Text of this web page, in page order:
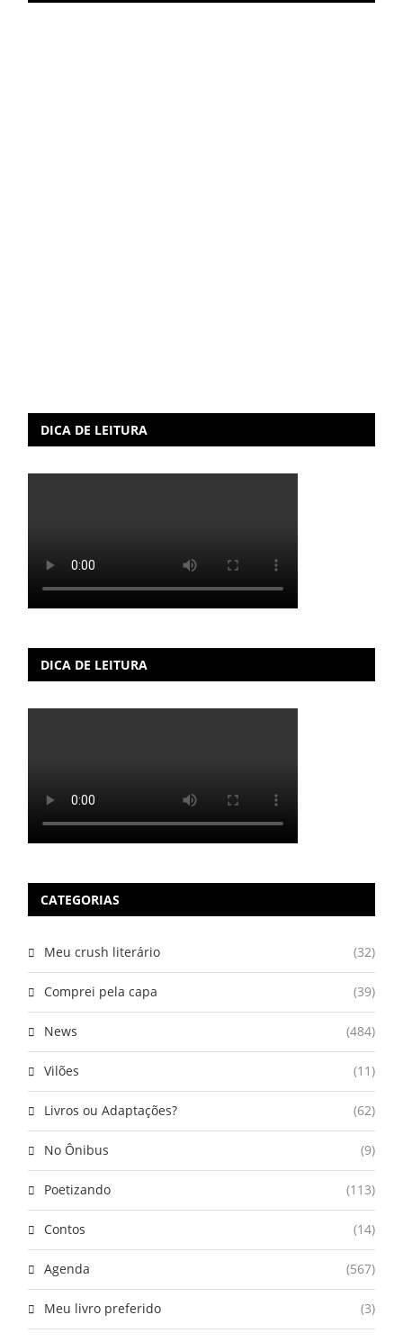
DICA DE LEITURA
DICA DE LEITURA
CATEGORIAS
Meu crush literário (32)
Comprei pela capa (39)
News (484)
Vilões (11)
Livros ou Adaptações? (62)
No Ônibus (9)
Poetizando (113)
Contos (14)
Agenda (567)
Meu livro preferido (3)